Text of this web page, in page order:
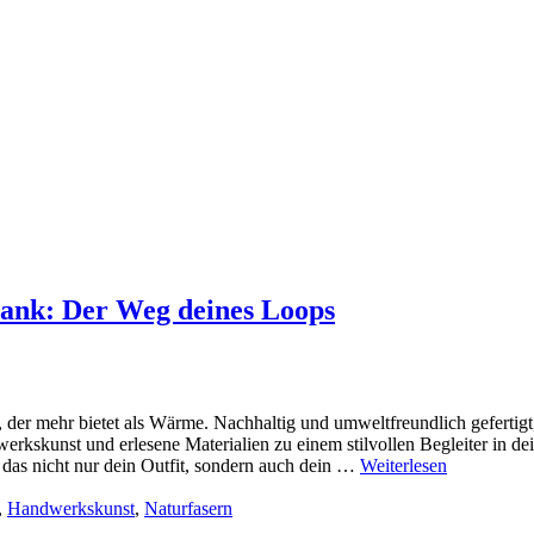
Der Weg deines Loops
mehr bietet als Wärme. Nachhaltig und umweltfreundlich
und erlesene Materialien zu einem stilvollen Begleiter in
nicht nur dein Outfit, sondern auch dein … Weiterlesen
Handwerkskunst, Naturfasern